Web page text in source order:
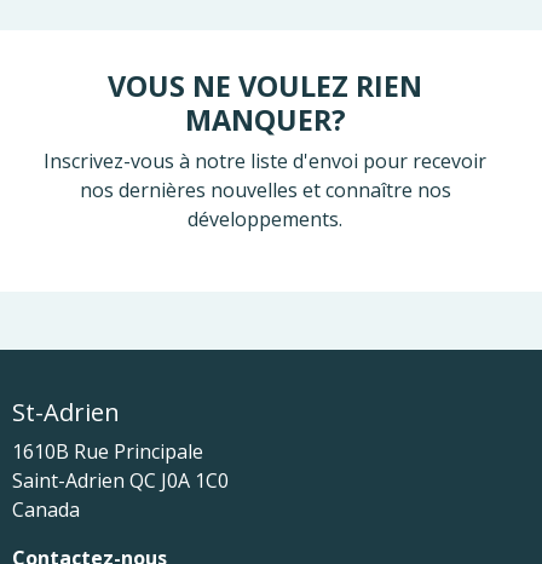
VOUS NE VOULEZ RIEN
MANQUER?
Inscrivez-vous à notre liste d'envoi pour recevoir
nos dernières nouvelles et connaître nos
développements.
St-Adrien
1610B Rue Principale
Saint-Adrien QC J0A 1C0
Canada
Contactez-nous